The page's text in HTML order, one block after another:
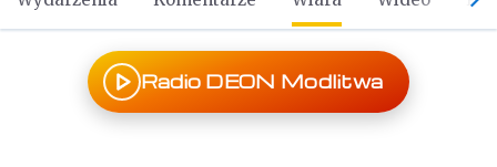
Radio DEON Modlitwa